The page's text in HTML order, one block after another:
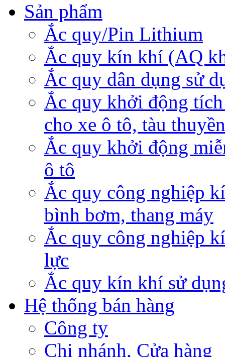
Sản phẩm
Ắc quy/Pin Lithium
Ắc quy kín khí (AQ
Ắc quy dân dụng sử
Ắc quy khởi động
cho xe ô tô, tàu thuyền
Ắc quy khởi động
ô tô
Ắc quy công nghiệp
bình bơm, thang máy
Ắc quy công nghiệp
lực
Ắc quy kín khí sử
Hệ thống bán hàng
Công ty
Chi nhánh, Cửa hàng